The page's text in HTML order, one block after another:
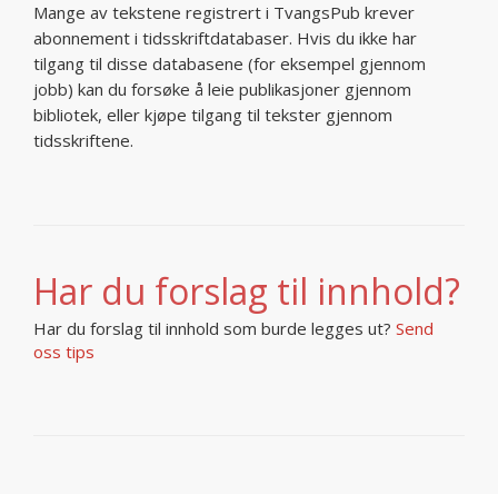
Mange av tekstene registrert i TvangsPub krever
abonnement i tidsskriftdatabaser. Hvis du ikke har
tilgang til disse databasene (for eksempel gjennom
jobb) kan du forsøke å leie publikasjoner gjennom
bibliotek, eller kjøpe tilgang til tekster gjennom
tidsskriftene.
Har du forslag til innhold?
Har du forslag til innhold som burde legges ut? Send
oss tips